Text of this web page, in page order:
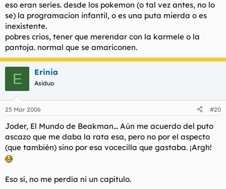
eso eran series. desde los pokemon (o tal vez antes, no lo
se) la programacion infantil, o es una puta mierda o es
inexistente.
pobres crios, tener que merendar con la karmele o la
pantoja. normal que se amariconen.
E Erinia
Asiduo
25 Mar 2006 #20
Joder, El Mundo de Beakman... Aún me acuerdo del puto
ascazo que me daba la rata esa, pero no por el aspecto
(que también) sino por esa vocecilla que gastaba. ¡Argh!
Eso sí, no me perdía ni un capítulo.